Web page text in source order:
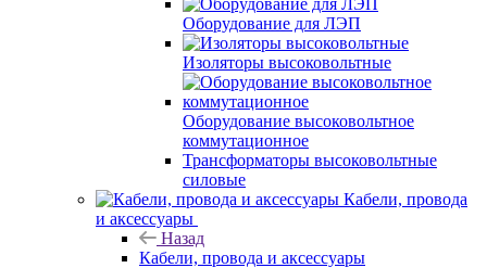
Оборудование для ЛЭП
Изоляторы высоковольтные
Оборудование высоковольтное
коммутационное
Трансформаторы высоковольтные
силовые
Кабели, провода
и аксессуары
Назад
Кабели, провода и аксессуары